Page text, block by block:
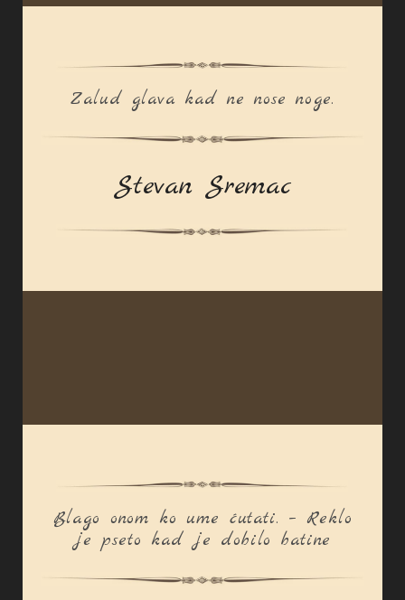
Zalud glava kad ne nose noge.
Stevan Sremac
Blago onom ko ume ćutati. – Reklo
je pseto kad je dobilo batine